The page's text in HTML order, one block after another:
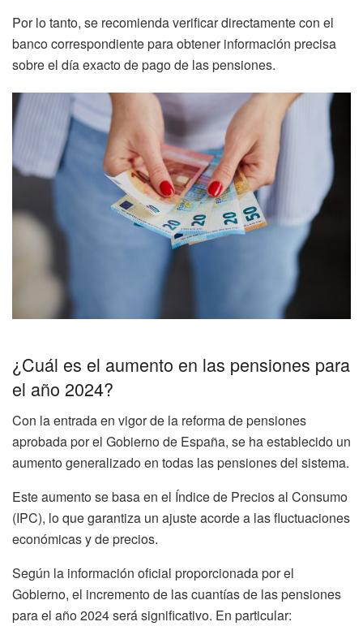
Por lo tanto, se recomienda verificar directamente con el
banco correspondiente para obtener información precisa
sobre el día exacto de pago de las pensiones.
¿Cuál es el aumento en las pensiones para
el año 2024?
Con la entrada en vigor de la reforma de pensiones
aprobada por el Gobierno de España, se ha establecido un
aumento generalizado en todas las pensiones del sistema.
Este aumento se basa en el Índice de Precios al Consumo
(IPC), lo que garantiza un ajuste acorde a las fluctuaciones
económicas y de precios.
Según la información oficial proporcionada por el
Gobierno, el incremento de las cuantías de las pensiones
para el año 2024 será significativo. En particular: